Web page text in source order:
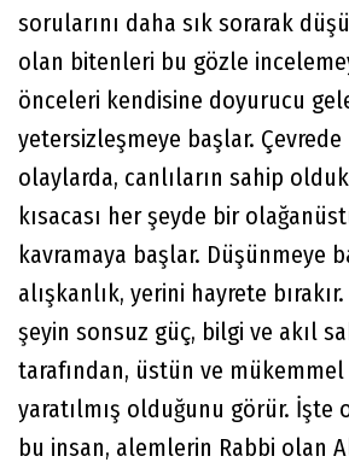
sorularını daha sık sorarak
olan bitenleri bu gözle
önceleri kendisine doyurucu
yetersizleşmeye başlar.
olaylarda, canlıların sahip
kısacası her şeyde bir
kavramaya başlar. Düşünmeye
alışkanlık, yerini hayrete
şeyin sonsuz güç, bilgi ve akıl
tarafından, üstün ve
yaratılmış olduğunu görür. İşte
bu insan, alemlerin Rabbi olan